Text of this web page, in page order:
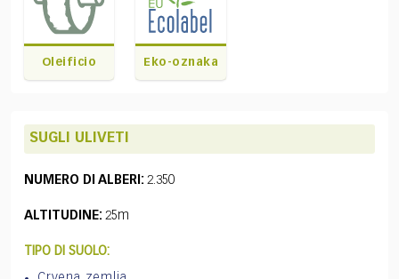
Oleificio Eko-oznaka
SUGLI ULIVETI
NUMERO DI ALBERI: 2.350
ALTITUDINE: 25m
TIPO DI SUOLO: